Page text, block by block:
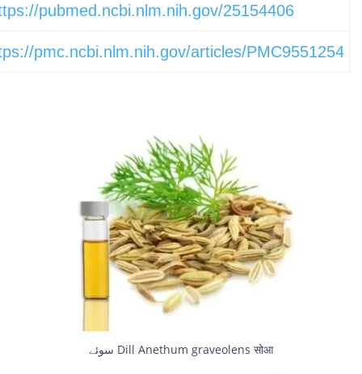
pubmed.ncbi.nlm.nih.gov/25154406/
pmc.ncbi.nlm.nih.gov/articles/PMC9551254
سوئے Dill Anethum graveolens सोआ